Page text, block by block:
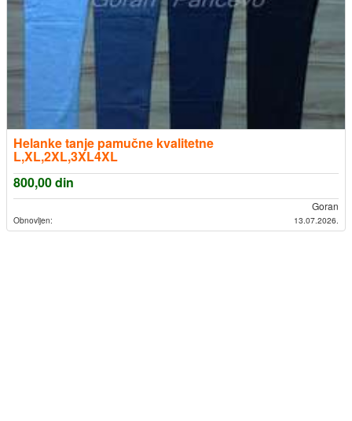
Helanke tanje pamučne kvalitetne
L,XL,2XL,3XL4XL
800,00din
Goran
Obnovljen: 13.07.2026.